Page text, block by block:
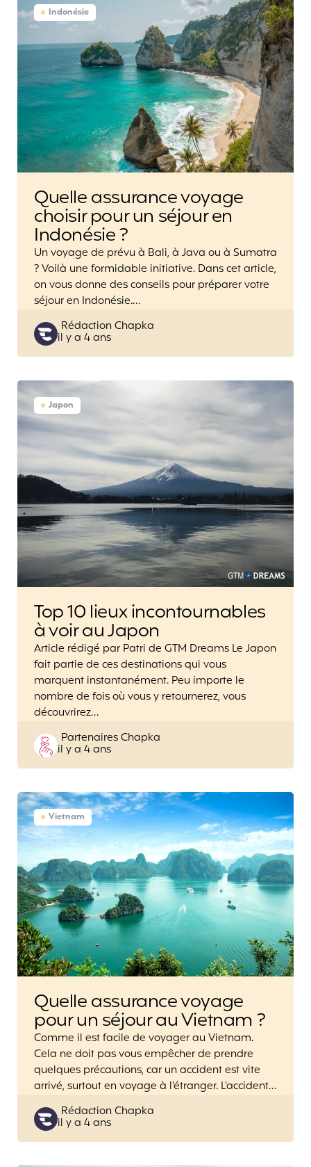
Indonésie
Quelle assurance voyage
choisir pour un séjour en
Indonésie ?
Un voyage de prévu à Bali, à Java ou à Sumatra
? Voilà une formidable initiative. Dans cet article,
on vous donne des conseils pour préparer votre
séjour en Indonésie.…
Posted
by
Rédaction Chapka
il y a 4 ans
Japon
Top 10 lieux incontournables
à voir au Japon
Article rédigé par Patri de GTM Dreams Le Japon
fait partie de ces destinations qui vous
marquent instantanément. Peu importe le
nombre de fois où vous y retournerez, vous
découvrirez…
Posted
by
Partenaires Chapka
il y a 4 ans
Vietnam
Quelle assurance voyage
pour un séjour au Vietnam ?
Comme il est facile de voyager au Vietnam.
Cela ne doit pas vous empêcher de prendre
quelques précautions, car un accident est vite
arrivé, surtout en voyage à l’étranger. L’accident…
Posted
by
Rédaction Chapka
il y a 4 ans